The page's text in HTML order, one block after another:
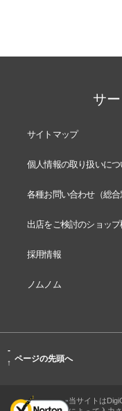
サ
サイトマップ
個人情報の取り扱いにつ
各種お問い合わせ（総合
出店をご検討のショップ
採用情報
ノムノム
-
↑ ページの先頭へ
当サイトは